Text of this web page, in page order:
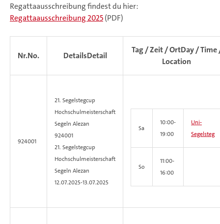
Regattaausschreibung findest du hier:
Regattaausschreibung 2025(PDF)
Nr.No. DetailsDetail
Tag / Zeit / OrtDay / Time
Location
924001
21. Segelstegcup
Hochschulmeisterschaft
Segeln Alezan
924001
21. Segelstegcup
Hochschulmeisterschaft
Segeln Alezan
12.07.2025-13.07.2025
Sa
10:00-
19:00
Uni-
Segelsteg
So
11:00-
16:00